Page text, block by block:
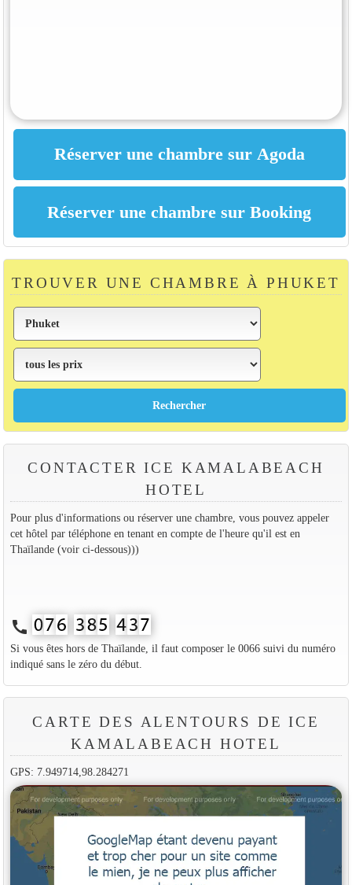
TROUVER UNE CHAMBRE À PHUKET
CONTACTER ICE KAMALABEACH
HOTEL
Pour plus d'informations ou réserver une chambre, vous pouvez appeler
cet hôtel par téléphone en tenant en compte de l'heure qu'il est en
Thaïlande (voir ci-dessous)))
call
Si vous êtes hors de Thaïlande, il faut composer le 0066 suivi du numéro
indiqué sans le zéro du début.
CARTE DES ALENTOURS DE ICE
KAMALABEACH HOTEL
GPS: 7.949714,98.284271